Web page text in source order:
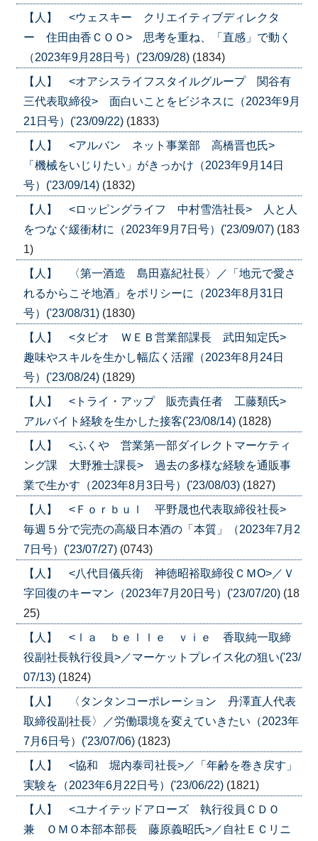
【人】 <ウェスキー クリエイティブディレクタ
ー 住田由香ＣＯＯ> 思考を重ね、「直感」で動く
（2023年9月28日号）('23/09/28) (1834)
【人】 <オアシスライフスタイルグループ 関谷有
三代表取締役> 面白いことをビジネスに（2023年9月
21日号）('23/09/22) (1833)
【人】 <アルバン ネット事業部 高橋晋也氏>
「機械をいじりたい」がきっかけ（2023年9月14日
号）('23/09/14) (1832)
【人】 <ロッピングライフ 中村雪浩社長> 人と人
をつなぐ緩衝材に（2023年9月7日号）('23/09/07) (183
1)
【人】 〈第一酒造 島田嘉紀社長〉／「地元で愛さ
れるからこそ地酒」をポリシーに（2023年8月31日
号）('23/08/31) (1830)
【人】 <タビオ ＷＥＢ営業部課長 武田知定氏>
趣味やスキルを生かし幅広く活躍（2023年8月24日
号）('23/08/24) (1829)
【人】 <トライ・アップ 販売責任者 工藤類氏>
アルバイト経験を生かした接客('23/08/14) (1828)
【人】 <ふくや 営業第一部ダイレクトマーケティ
ング課 大野雅士課長> 過去の多様な経験を通販事
業で生かす（2023年8月3日号）('23/08/03) (1827)
【人】 <Ｆｏｒｂｕｌ 平野晟也代表取締役社長>
毎週５分で完売の高級日本酒の「本質」（2023年7月2
7日号）('23/07/27) (0743)
【人】 <八代目儀兵衛 神徳昭裕取締役ＣＭО>／Ｖ
字回復のキーマン（2023年7月20日号）('23/07/20) (18
25)
【人】 <ｌａ ｂｅｌｌｅ ｖｉｅ 香取純一取締
役副社長執行役員>／マーケットプレイス化の狙い('23/
07/13) (1824)
【人】 〈タンタンコーポレーション 丹澤直人代表
取締役副社長〉／労働環境を変えていきたい（2023年
7月6日号）('23/07/06) (1823)
【人】 <協和 堀内泰司社長>／「年齢を巻き戻す」
実験を（2023年6月22日号）('23/06/22) (1821)
【人】 <ユナイテッドアローズ 執行役員ＣＤＯ
兼 ＯＭＯ本部本部長 藤原義昭氏>／自社ＥＣリニ